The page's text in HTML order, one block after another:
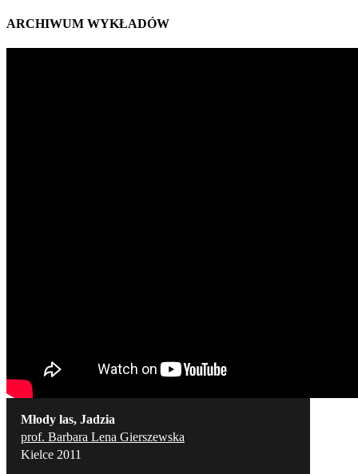
ARCHIWUM WYKŁADÓW
Młody las, Jadzia
prof. Barbara Lena Gierszewska
Kielce 2011